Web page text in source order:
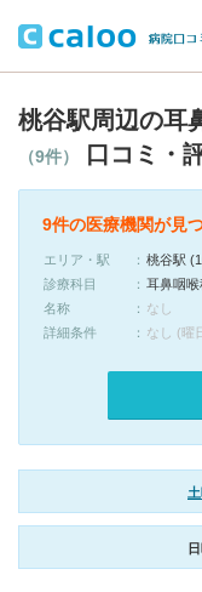
桃谷駅周辺の耳
（9件） 口コミ・
9件の医療機関が見
エリア・駅
桃谷駅
診療科目
耳鼻咽喉
名称
なし
詳細条件
なし (曜